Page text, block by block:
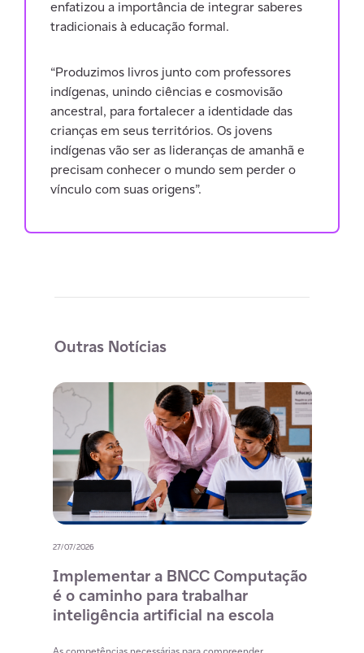
enfatizou a importância de integrar saberes
tradicionais à educação formal.
“Produzimos livros junto com professores
indígenas, unindo ciências e cosmovisão
ancestral, para fortalecer a identidade das
crianças em seus territórios. Os jovens
indígenas vão ser as lideranças de amanhã e
precisam conhecer o mundo sem perder o
vínculo com suas origens”.
Outras Notícias
27/07/2026
Implementar a BNCC Computação
é o caminho para trabalhar
inteligência artificial na escola